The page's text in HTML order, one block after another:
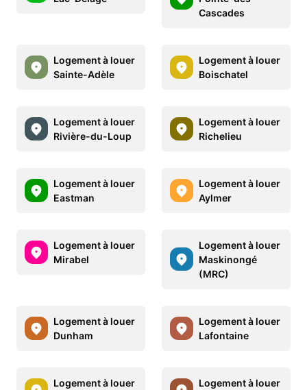
Cascades
Logement à louer
Sainte-Adèle
Logement à louer
Boischatel
Logement à louer
Rivière-du-Loup
Logement à louer
Richelieu
Logement à louer
Eastman
Logement à louer
Aylmer
Logement à louer
Mirabel
Logement à louer
Maskinongé
(MRC)
Logement à louer
Dunham
Logement à louer
Lafontaine
Logement à louer
Logement à louer